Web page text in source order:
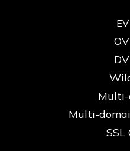
Multi-
SSL